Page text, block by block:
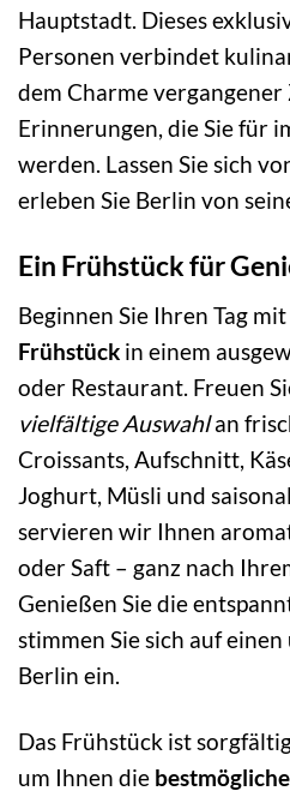
Hauptstadt. Dieses
Personen verbindet
dem Charme
Erinnerungen, die Sie für
werden. Lassen Sie sich
erleben Sie Berlin von
Ein Frühstück für
Beginnen Sie Ihren Tag
Frühstück in einem
oder Restaurant. Freuen
vielfältige Auswahlan
Croissants, Aufschnitt,
Joghurt, Müsli und
servieren wir Ihnen
oder Saft – ganz nach
Genießen Sie die
stimmen Sie sich auf
Berlin ein.
Das Frühstück ist
um Ihnen die